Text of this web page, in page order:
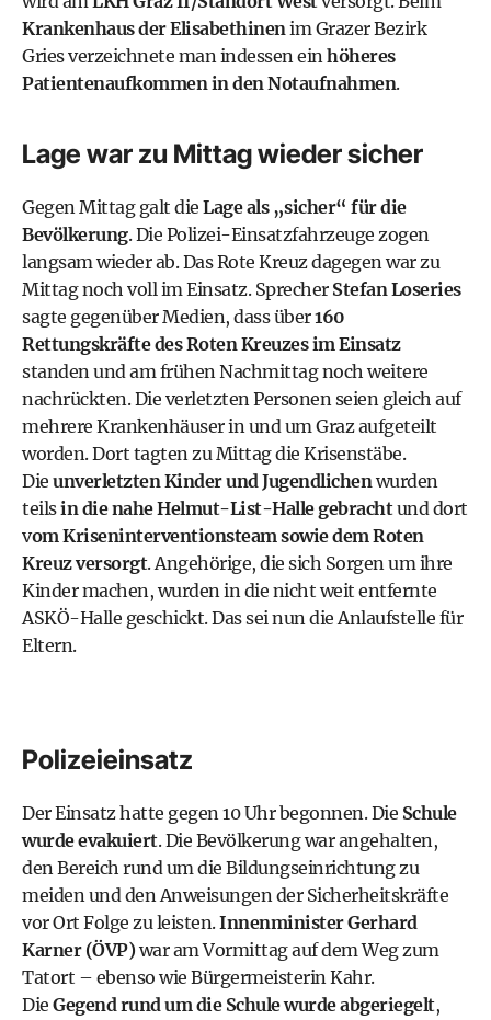
Krankenhaus der Elisabethinenim Grazer Bezirk
Gries verzeichnete man indessen einhöheres
Patientenaufkommen in den Notaufnahmen.
Lage war zu Mittag wieder sicher
Gegen Mittag galt die Lage als „sicher“ für die
Bevölkerung. Die Polizei-Einsatzfahrzeuge zogen
langsam wieder ab. Das Rote Kreuz dagegen war zu
Mittag noch voll im Einsatz. Sprecher Stefan Loseries
sagte gegenüber Medien, dass über160
Rettungskräfte des Roten Kreuzes im Einsatz
standen und am frühen Nachmittag noch weitere
nachrückten. Die verletzten Personen seien gleich auf
mehrere Krankenhäuser in und um Graz aufgeteilt
worden. Dort tagten zu Mittag die Krisenstäbe.
Die unverletzten Kinder und Jugendlichenwurden
teilsin die nahe Helmut-List-Halle gebrachtund dort
vom Kriseninterventionsteam sowie dem Roten
Kreuz versorgt. Angehörige, die sich Sorgen um ihre
Kinder machen, wurden in die nicht weit entfernte
ASKÖ-Halle geschickt. Das sei nun die Anlaufstelle für
Eltern.
Polizeieinsatz
Der Einsatz hatte gegen 10 Uhr begonnen. Die Schule
wurde evakuiert. Die Bevölkerung war angehalten,
den Bereich rund um die Bildungseinrichtung zu
meiden und den Anweisungen der Sicherheitskräfte
vor Ort Folge zu leisten.Innenminister Gerhard
Karner (ÖVP)war am Vormittag auf dem Weg zum
Tatort – ebenso wie Bürgermeisterin Kahr.
Die Gegend rund um die Schule wurde abgeriegelt,